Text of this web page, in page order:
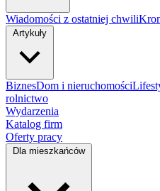
Wiadomości z ostatniej chwili
Artykuły
BiznesDom i nieruchomości
rolnictwo
Wydarzenia
Katalog firm
Oferty pracy
Dla mieszkańców